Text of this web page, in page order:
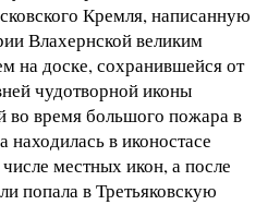
Кремля, написанную
Влахернской великим
на доске, сохранившейся от
чудотворной иконы
во время большого пожара в
в иконостасе
местных икон, а после
попала в Третьяковскую